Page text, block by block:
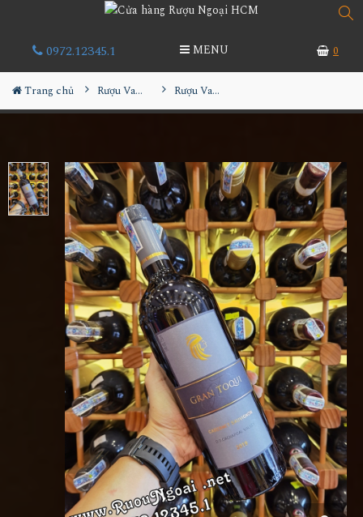
0972.12345.1 MENU 0
Trang chủ Rượu Vang Rượu Vang Gran Toqui Cabernet Sauvignon